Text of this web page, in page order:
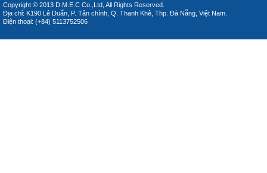
Copyright © 2013 D.M.E.C Co.,Ltd, All Rights Reserved.
Địa chỉ: K190 Lê Duẩn, P. Tân chính, Q. Thanh Khê, Thp. Đà Nẵng, Việt Nam.
Điện thoại: (+84) 5113752506